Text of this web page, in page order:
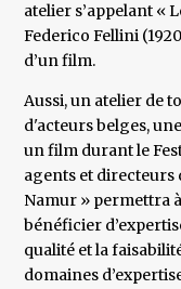
atelier s’appelant «
Federico Fellini
d’un film.
Aussi, un atelier de
d'acteurs belges,
un film durant le
agents et directeurs
Namur » permettra
bénéficier
qualité et la
domaines